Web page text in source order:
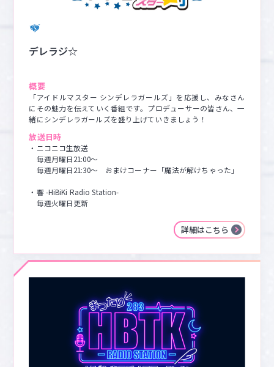
デレラジ☆
概要
「アイドルマスター シンデレラガールズ」を応援し、みなさん
にその魅力を伝えていく番組です。プロデューサーの皆さん、一
緒にシンデレラガールズを盛り上げていきましょう！
放送日時
・ニコニコ生放送
毎週月曜日21:00～
毎週月曜日21:30～　おまけコーナー「魔法が解けちゃった」
・響 -HiBiKi Radio Station-
毎週火曜日更新
詳細はこちら